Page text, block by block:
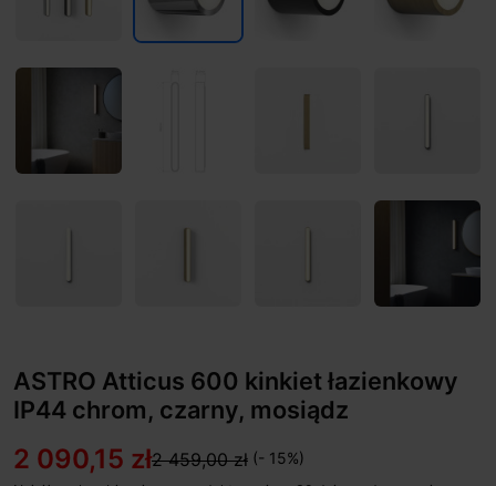
ASTRO Atticus 600 kinkiet łazienkowy
IP44 chrom, czarny, mosiądz
2 090,15 zł2 459,00 zł (- 15%)